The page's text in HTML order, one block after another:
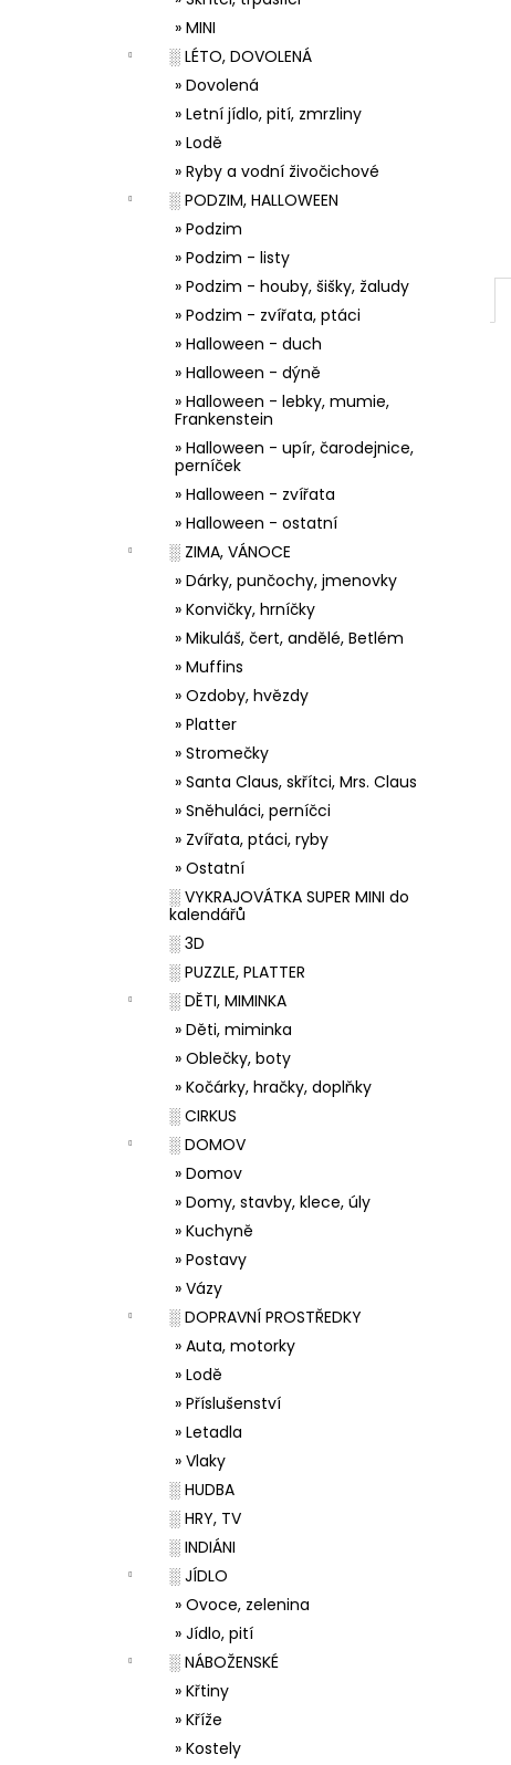
» MINI
░ LÉTO, DOVOLENÁ
» Dovolená
» Letní jídlo, pití, zmrzliny
» Lodě
» Ryby a vodní živočichové
░ PODZIM, HALLOWEEN
» Podzim
» Podzim - listy
» Podzim - houby, šišky, žaludy
» Podzim - zvířata, ptáci
» Halloween - duch
» Halloween - dýně
» Halloween - lebky, mumie,
Frankenstein
» Halloween - upír, čarodejnice,
perníček
» Halloween - zvířata
» Halloween - ostatní
░ ZIMA, VÁNOCE
» Dárky, punčochy, jmenovky
» Konvičky, hrníčky
» Mikuláš, čert, andělé, Betlém
» Muffins
» Ozdoby, hvězdy
» Platter
» Stromečky
» Santa Claus, skřítci, Mrs. Claus
» Sněhuláci, perníčci
» Zvířata, ptáci, ryby
» Ostatní
░ VYKRAJOVÁTKA SUPER MINI do
kalendářů
░ 3D
░ PUZZLE, PLATTER
░ DĚTI, MIMINKA
» Děti, miminka
» Oblečky, boty
» Kočárky, hračky, doplňky
░ CIRKUS
░ DOMOV
» Domov
» Domy, stavby, klece, úly
» Kuchyně
» Postavy
» Vázy
░ DOPRAVNÍ PROSTŘEDKY
» Auta, motorky
» Lodě
» Příslušenství
» Letadla
» Vlaky
░ HUDBA
░ HRY, TV
░ INDIÁNI
░ JÍDLO
» Ovoce, zelenina
» Jídlo, pití
░ NÁBOŽENSKÉ
» Křtiny
» Kříže
» Kostely
33001 ZDOBÍCÍ SÁČEK